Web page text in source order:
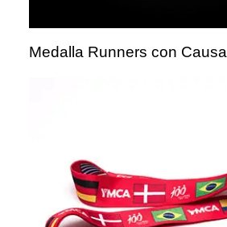
Medalla Runners con Causa